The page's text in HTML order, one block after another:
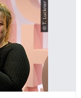
© T. Luckner